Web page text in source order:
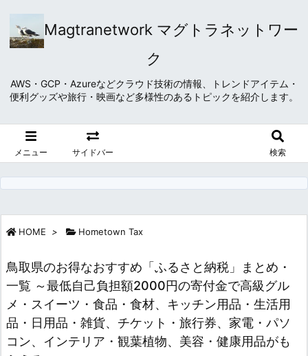
Magtranetwork マグトラネットワー
ク
AWS・GCP・Azureなどクラウド技術の情報、トレンドアイテム・
便利グッズや旅行・映画など多様性のあるトピックを紹介します。
メニュー サイドバー 検索
HOME > Hometown Tax
鳥取県のお得なおすすめ「ふるさと納税」まとめ・
一覧 ～最低自己負担額2000円の寄付金で高級グル
メ・スイーツ・食品・食材、キッチン用品・生活用
品・日用品・雑貨、チケット・旅行券、家電・パソ
コン、インテリア・観葉植物、美容・健康用品がも